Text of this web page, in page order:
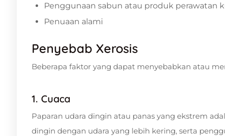
Penggunaan sabun atau produk perawatan
Penuaan alami
Penyebab Xerosis
Beberapa faktor yang dapat menyebabkan atau
1. Cuaca
Paparan udara dingin atau panas yang ekstrem
dingin dengan udara yang lebih kering, serta